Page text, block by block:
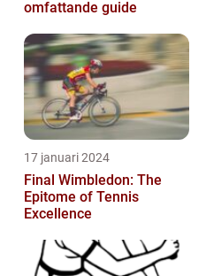
omfattande guide
17 januari 2024
Final Wimbledon: The
Epitome of Tennis
Excellence